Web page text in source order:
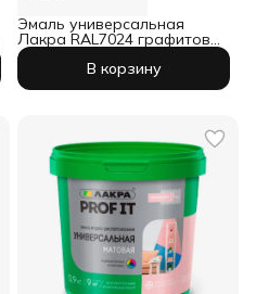
Эмаль универсальная
Лакра RAL7024 графитовый
серый аэрозоль 520 мл
В корзину